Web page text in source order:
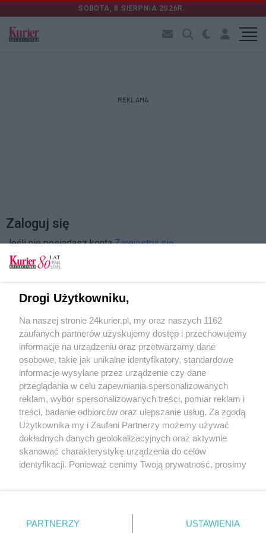
SOBOTA, 8 SIERPNIA 2026R.
REKLAMA
Zaloguj się
Jeśli nie posiadasz kontaZarejestruj się
Zapamiętać?
Zaloguj
Zapomniałem hasła
Copyright © 2022 Kurier Szczeciński sp. z o.o.
Drogi Użytkowniku,
Na naszej stronie 24kurier.pl, my oraz naszych 1162
zaufanych partnerów uzyskujemy dostęp i przechowujemy
informacje na urządzeniu oraz przetwarzamy dane
osobowe, takie jak unikalne identyfikatory, standardowe
informacje wysyłane przez urządzenie czy dane
przeglądania w celu zapewniania spersonalizowanych
reklam, wybór spersonalizowanych treści, pomiar reklam i
treści, badanie odbiorców oraz ulepszanie usług. Za zgodą
Użytkownika my i Zaufani Partnerzy możemy używać
dokładnych danych geolokalizacyjnych oraz aktywnie
skanować charakterystykę urządzenia do celów
identyfikacji. Ponieważ cenimy Twoją prywatność, prosimy
prywatności znajdujący się w lewym dolnym rogu strony
. Niektóre rodzaje przetwarzania danych nie wymagają
PARTNERZY USTAWIENIA